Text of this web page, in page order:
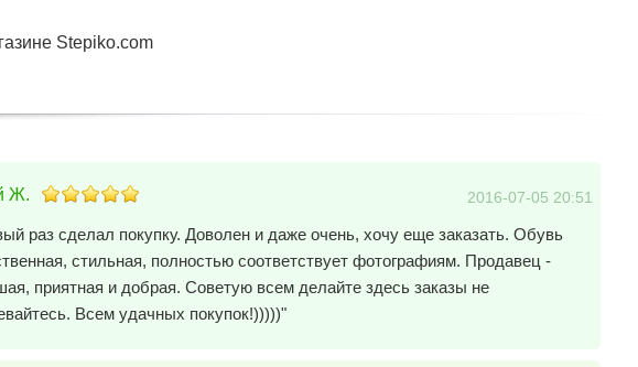
Stepiko.com
Ж. 2016-07-05 20:51
раз сделал покупку. Доволен и даже очень, хочу еще заказать. Обувь
стильная, полностью соответствует фотографиям. Продавец -
приятная и добрая. Советую всем делайте здесь заказы не
Всем удачных покупок!)))))"